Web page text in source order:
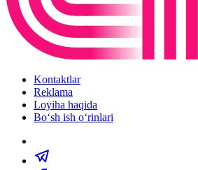
Kontaktlar
Reklama
Loyiha haqida
Bo‘sh ish o‘rinlari